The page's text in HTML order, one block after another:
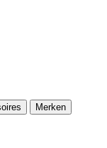
Merken